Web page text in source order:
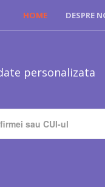
HOME DESPRE
personalizata